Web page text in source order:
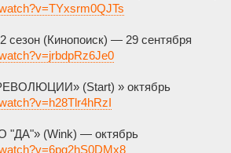
(Кинопоиск) — 29 сентября
(Start) » октябрь
(Wink) — октябрь